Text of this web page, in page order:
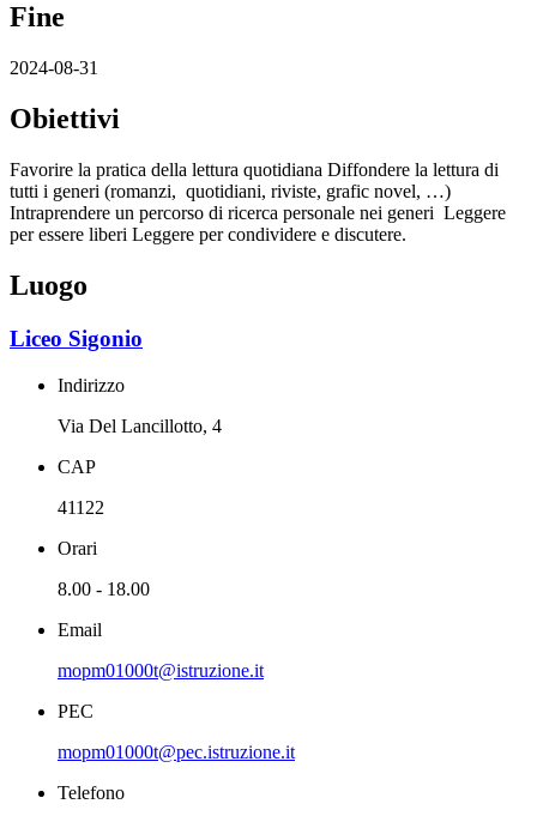
Fine
2024-08-31
Obiettivi
Favorire la pratica della lettura quotidiana Diffondere la lettura di
tutti i generi (romanzi, quotidiani, riviste, grafic novel, …)
Intraprendere un percorso di ricerca personale nei generi Leggere
per essere liberi Leggere per condividere e discutere.
Luogo
Liceo Sigonio
Indirizzo
Via Del Lancillotto, 4
CAP
41122
Orari
8.00 - 18.00
Email
mopm01000t@istruzione.it
PEC
mopm01000t@pec.istruzione.it
Telefono